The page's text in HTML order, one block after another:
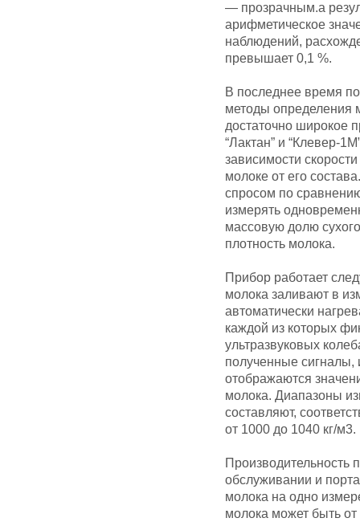
— прозрачным.а
арифметическое
наблюдений,
превышает 0,1 %.
В последнее время
методы определения
достаточно широкое
“Лактан” и “Клевер-
зависимости
молоке от его
спросом по
измерять
массовую долю
плотность молока.
Прибор работает
молока заливают в
автоматически
каждой из которых
ультразвуковых
полученные сигналы,
отображаются
молока. Диапазоны
составляют,
от 1000 до 1040 кг/м3.
Производительность
обслуживании и
молока на одно
молока может быть